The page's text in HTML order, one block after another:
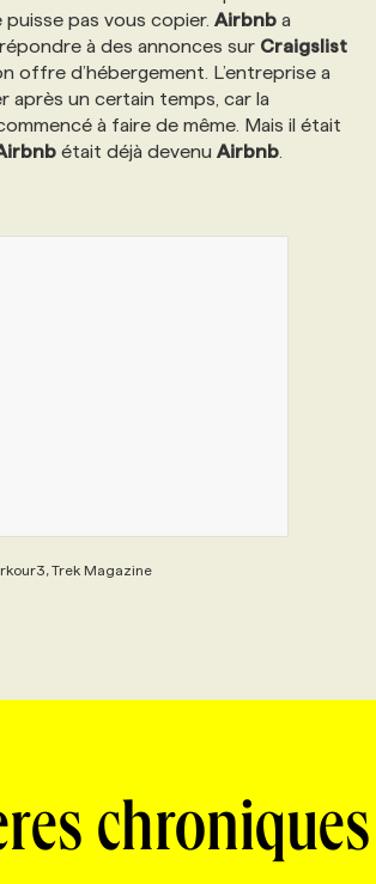
pas vous copier. Airbnb a
à des annonces sur Craigslist
offre d’hébergement. L’entreprise a
après un certain temps, car la
à faire de même. Mais il était
était déjà devenu Airbnb
Trek Magazine
chroniques